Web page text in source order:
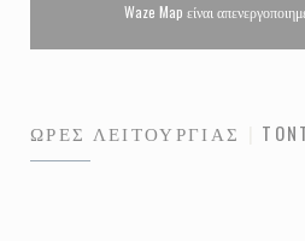
Waze Map είναι
ΏΡΕΣ ΛΕΙΤΟΥΡΓΊΑΣ